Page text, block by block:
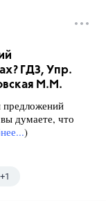
ГДЗ, Упр.
М.М.
предложений
думаете, что
)
+1